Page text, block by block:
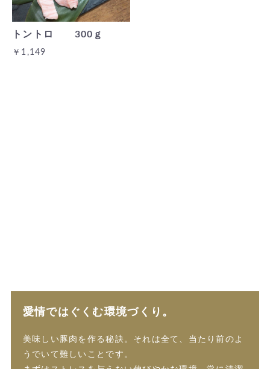
トントロ 300ｇ
￥1,149
愛情ではぐくむ環境づくり。
美味しい豚肉を作る秘訣。それは全て、当たり前のよ
うでいて難しいことです。